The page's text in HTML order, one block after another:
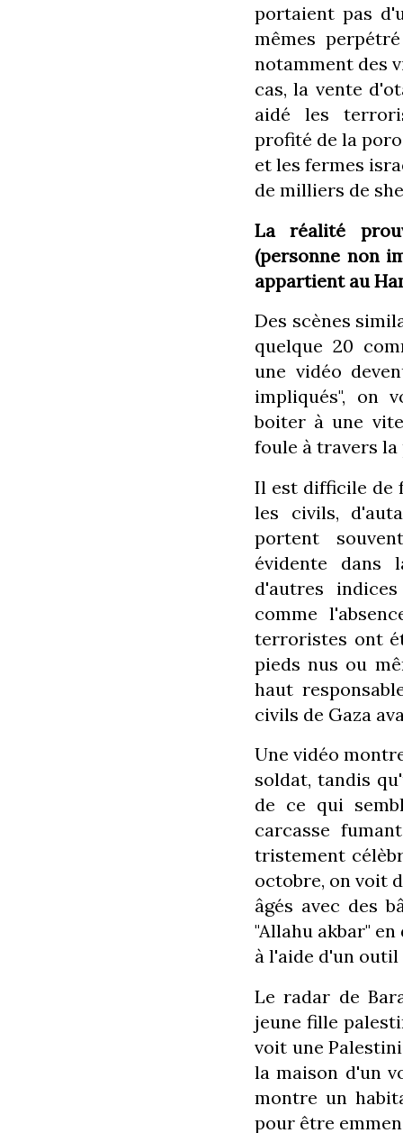
portaient pas
mêmes
notamment des
cas, la vente
aidé les
profité de la
et les fermes
de milliers de
La réalité
(personne non
appartient au
Des scènes
quelque 20
une vidéo
impliqués", on
boiter à une
foule à travers la
Il est difficile de
les civils,
portent
évidente dans
d'autres
comme
terroristes ont
pieds nus ou
haut
civils de Gaza
Une vidéo
soldat, tandis
de ce qui
carcasse
tristement
octobre, on voit
âgés avec des
"Allahu akbar"
à l'aide d'un outil
Le radar de
jeune fille
voit une
la maison d'un
montre un
pour être